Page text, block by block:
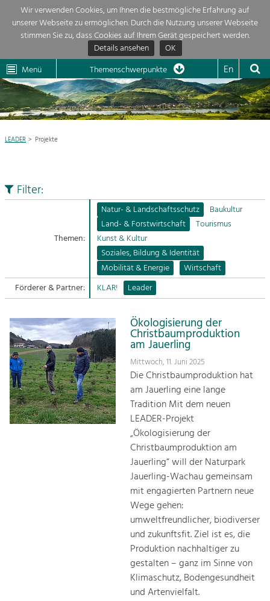
Wir verwenden Cookies, um Ihnen die bestmögliche Erfahrung auf
unserer Webseite zu ermöglichen. Durch die Nutzung unserer Webseite
stimmen Sie zu, dass Cookies auf Ihrem Gerät gespeichert werden.
Details ansehen
OK
Dunkelsteinerwald Klima
Menü Themenschwerpunkte En
Aktuelles 
Region 
Projekte
Mein Projekt 
Sitemap
Kontakt
Themenübersicht
Die Regionalentwicklung in unserer Region ist sehr vielfältig. Deshalb
wir hier eine Übersicht über unsere Themenschwerpunkte. Für mehr
Informationen einfach das Thema anklicken und schon werden alle
in diesem Kontext angezeigt.
Natur- &
Baukultur
Ortsbild, Baukultur und nachhaltiges
Land- & Forstwirtschaft
Bewirtschaftung und Pflege der
Tourismus
Positionierung.
Kunst & Kultur
Handwerk, Wissenschaft und Forschung.
Soziales, Bildung &
Identität
Gleichberechtigung, Jugend und
Mobilität & Energie
Klimawandel, öffentlicher Verkehr und
Steigerung regionaler Wertschöpfung
LEADER Projekte
Filter:
Themen:
Natur- & Landschaftsschutz
Baukultur
Land- & Forstwirtschaft
Tourismus
Kunst & Kultur
Soziales, Bildung & Identität
Mobilität & Energie
Wirtschaft
Förderer & Partner:
KLAR! Leader
Ökologisierung der
Christbaumproduktion
am Jauerling
Mittwoch, 11. Juni 2025
Die Christbaumproduktion hat
am Jauerling eine lange
Tradition Mit dem neuen
LEADER-Projekt
„Ökologisierung der
Christbaumproduktion am
Jauerling“ will der Naturpark
Jauerling-Wachau gemeinsam
mit engagierten Partnern neue
Wege gehen:
umweltfreundlicher, biodiverser
und zukunftsfit. Ziel ist es, die
Produktion nachhaltiger zu
gestalten – ganz im Sinne von
Klimaschutz, Bodengesundheit
und Artenvielfalt.